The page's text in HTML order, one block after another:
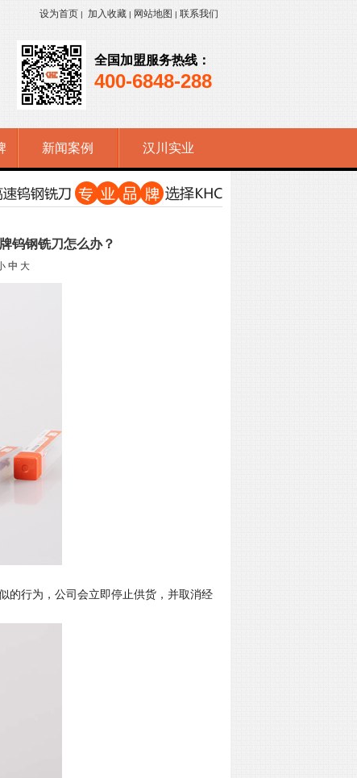
设为首页 | 加入收藏 | 网站地图 | 联系我们
全国加盟服务热线：
400-6848-288
新闻案例 汉川实业
钨钢铣刀怎么办？
中 大
的行为，公司会立即停止供货，并取消经